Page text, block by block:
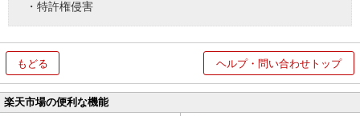
・特許権侵害
もどる ヘルプ・問い合わせトップ
楽天市場の便利な機能